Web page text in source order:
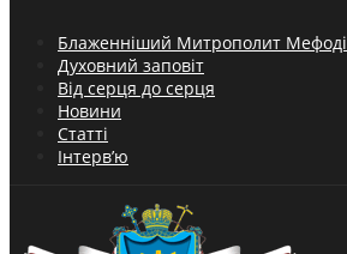
Блаженніший Митрополит
Духовний заповіт
Від серця до серця
Новини
Статті
Інтерв’ю